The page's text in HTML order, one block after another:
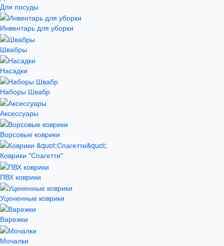
Для посуды
Инвентарь для уборки
Швабры
Насадки
Наборы Швабр
Аксессуары
Ворсовые коврики
Коврики "Спагетти"
ПВХ коврики
Уцененные коврики
Варежки
Мочалки